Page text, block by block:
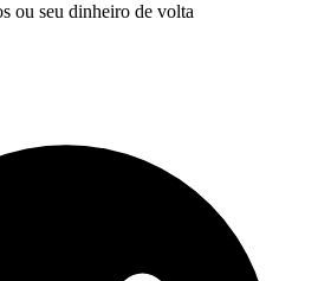
ou seu dinheiro de volta